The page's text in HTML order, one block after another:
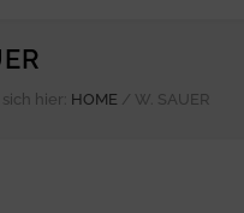
hier: HOME / W. SAUER